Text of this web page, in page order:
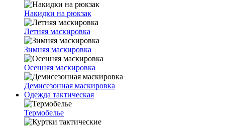
Накидки на рюкзак
Летняя маскировка
Зимняя маскировка
Осенняя маскировка
Демисезонная маскировка
Одежда тактическая
Термобелье